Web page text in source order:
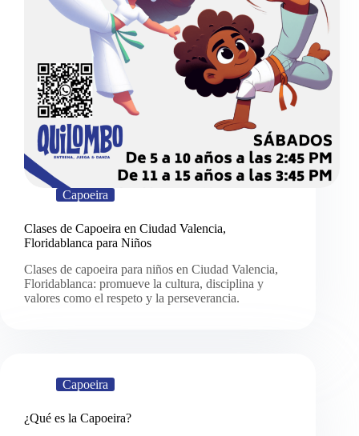
Capoeira
Clases de Capoeira en Ciudad Valencia,
Floridablanca para Niños
Clases de capoeira para niños en Ciudad Valencia,
Floridablanca: promueve la cultura, disciplina y
valores como el respeto y la perseverancia.
Capoeira
¿Qué es la Capoeira?